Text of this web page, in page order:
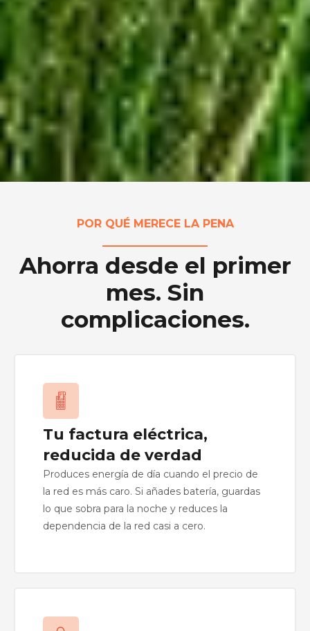
POR QUÉ MERECE LA PENA
Ahorra desde el primer
mes. Sin
complicaciones.
Tu factura eléctrica,
reducida de verdad
Produces energía de día cuando el precio de
la red es más caro. Si añades batería, guardas
lo que sobra para la noche y reduces la
dependencia de la red casi a cero.